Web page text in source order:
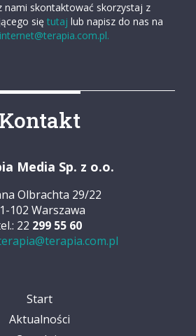
nami skontaktować skorzystaj z
się tutaj lub napisz do nas na
internet@terapia.com.pl.
Kontakt
Media Sp. z o.o.
Olbrachta 29/22
102 Warszawa
22 299 55 60
Start
Aktualności